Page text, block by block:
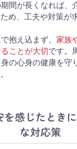
間が長くなれば、
め、工夫や対策が
抱え込まず、家族
ことが大切です。
の心身の健康を守
を感じたとき
な対応策